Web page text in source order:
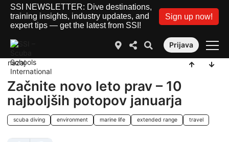
SSI NEWSLETTER: Dive destinations,
training insights, industry updates, and
expert tips — get the latest from SSI!
Sign up now!
Prijava
nazaj
Začnite novo leto prav – 10
najboljših potopov januarja
scuba diving environment marine life extended range travel